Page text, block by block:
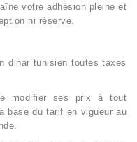
votre adhésion pleine et
ni réserve.
dinar tunisien toutes taxes
modifier ses prix à tout
base du tarif en vigueur au